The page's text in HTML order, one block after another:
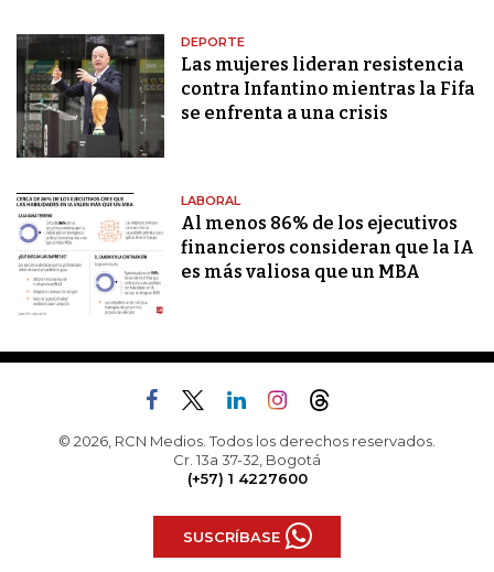
DEPORTE
Las mujeres lideran resistencia
contra Infantino mientras la Fifa
se enfrenta a una crisis
LABORAL
Al menos 86% de los ejecutivos
financieros consideran que la IA
es más valiosa que un MBA
© 2026, RCN Medios. Todos los derechos reservados.
Cr. 13a 37-32, Bogotá
(+57) 1 4227600
SUSCRÍBASE